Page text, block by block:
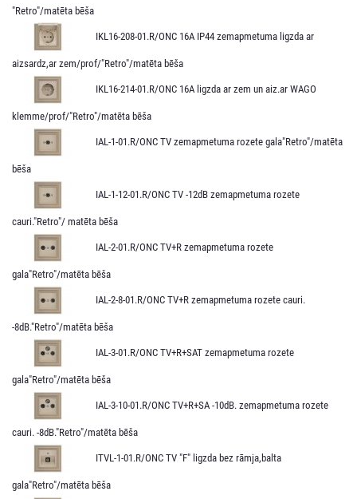
"Retro"/matēta bēša
IKL16-208-01.R/ONC 16A IP44 zemapmetuma ligzda ar
aizsardz,ar zem/prof/"Retro"/matēta bēša
IKL16-214-01.R/ONC 16A ligzda ar zem un aiz.ar WAGO
klemme/prof/"Retro"/matēta bēša
IAL-1-01.R/ONC TV zemapmetuma rozete gala"Retro"/matēta
bēša
IAL-1-12-01.R/ONC TV -12dB zemapmetuma rozete
cauri."Retro"/ matēta bēša
IAL-2-01.R/ONC TV+R zemapmetuma rozete
gala"Retro"/matēta bēša
IAL-2-8-01.R/ONC TV+R zemapmetuma rozete cauri.
-8dB."Retro"/matēta bēša
IAL-3-01.R/ONC TV+R+SAT zemapmetuma rozete
gala"Retro"/matēta bēša
IAL-3-10-01.R/ONC TV+R+SA -10dB. zemapmetuma rozete
cauri. -8dB."Retro"/matēta bēša
ITVL-1-01.R/ONC TV "F" ligzda bez rāmja,balta
gala"Retro"/matēta bēša